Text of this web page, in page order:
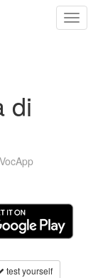
di
VocApp
test yourself